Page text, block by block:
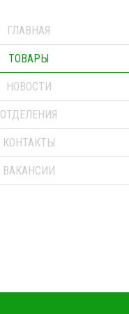
ГЛАВНАЯ
ТОВАРЫ
НОВОСТИ
ОТДЕЛЕНИЯ
КОНТАКТЫ
ВАКАНСИИ